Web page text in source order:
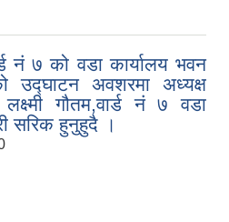
नं ७ को वडा कार्यालय भवन
उद्घाटन अवशरमा अध्यक्ष
गौतम,वार्ड नं ७ वडा
सरिक हुनुहुदै ।